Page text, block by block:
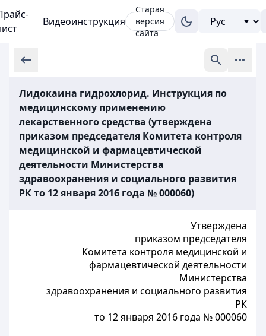
Видеоинструкция
Старая
версия
сайта
Лидокаина гидрохлорид. Инструкция по
медицинскому применению
лекарственного средства (утверждена
приказом председателя Комитета контроля
медицинской и фармацевтической
деятельности Министерства
здравоохранения и социального развития
РК то 12 января 2016 года № 000060)
Утверждена
приказом председателя
Комитета контроля медицинской и
фармацевтической деятельности
Министерства
здравоохранения и социального развития
РК
то 12 января 2016 года № 000060